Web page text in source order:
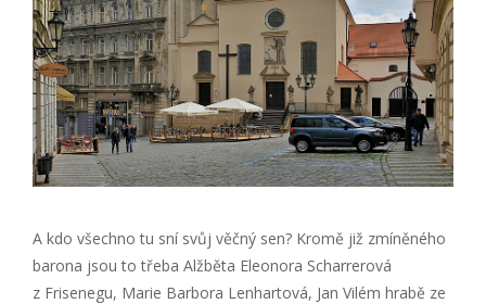
A kdo všechno tu sní svůj věčný sen? Kromě již zmíněného
barona jsou to třeba Alžběta Eleonora Scharrerová
z Frisenegu, Marie Barbora Lenhartová, Jan Vilém hrabě ze